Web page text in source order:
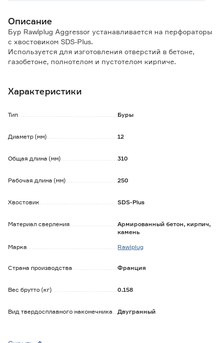
Описание
Бур Rawlplug Aggressor устанавливается на перфораторы
с хвостовиком SDS-Plus.
Используется для изготовления отверстий в бетоне,
газобетоне, полнотелом и пустотелом кирпиче.
Центрирующее острие позволяет начать работу без
Угол наклона пластины 160° обеспечивает быстрое
и увеличить скорость сверления.
прочностью.
Твердость стали: 52 HRC.
Характеристики
Тип Буры
Диаметр (мм) 12
Общая длина (мм) 310
Рабочая длина (мм) 250
Хвостовик SDS-Plus
Материал сверления
Армированный бетон, кирпич,
камень
Марка
Rawlplug
Страна производства Франция
Вес брутто (кг) 0.158
Вид твердосплавного наконечника Двугранный